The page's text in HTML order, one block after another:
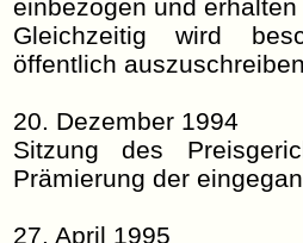
einbezogen und erhalten
Gleichzeitig wird
öffentlich
20. Dezember 1994
Sitzung des
Prämierung der
27. April 1995